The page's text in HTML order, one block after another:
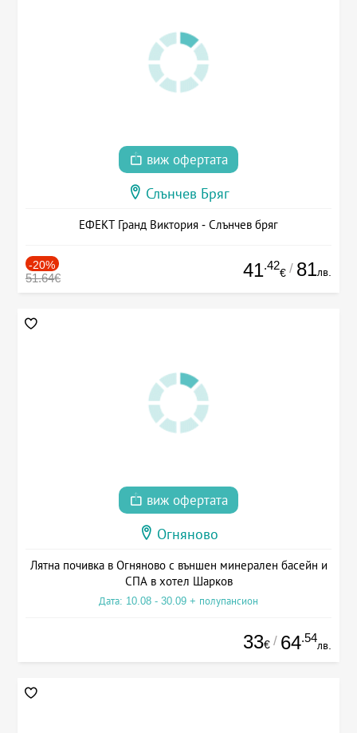
виж офертата
Слънчев Бряг
ЕФЕКТ Гранд Виктория - Слънчев бряг
-20%
51.64€ 41.42
€ / 81лв.
виж офертата
Огняново
Лятна почивка в Огняново с външен минерален басейн и
СПА в хотел Шарков
Дата: 10.08 - 30.09 + полупансион
33€ / 64.54
лв.